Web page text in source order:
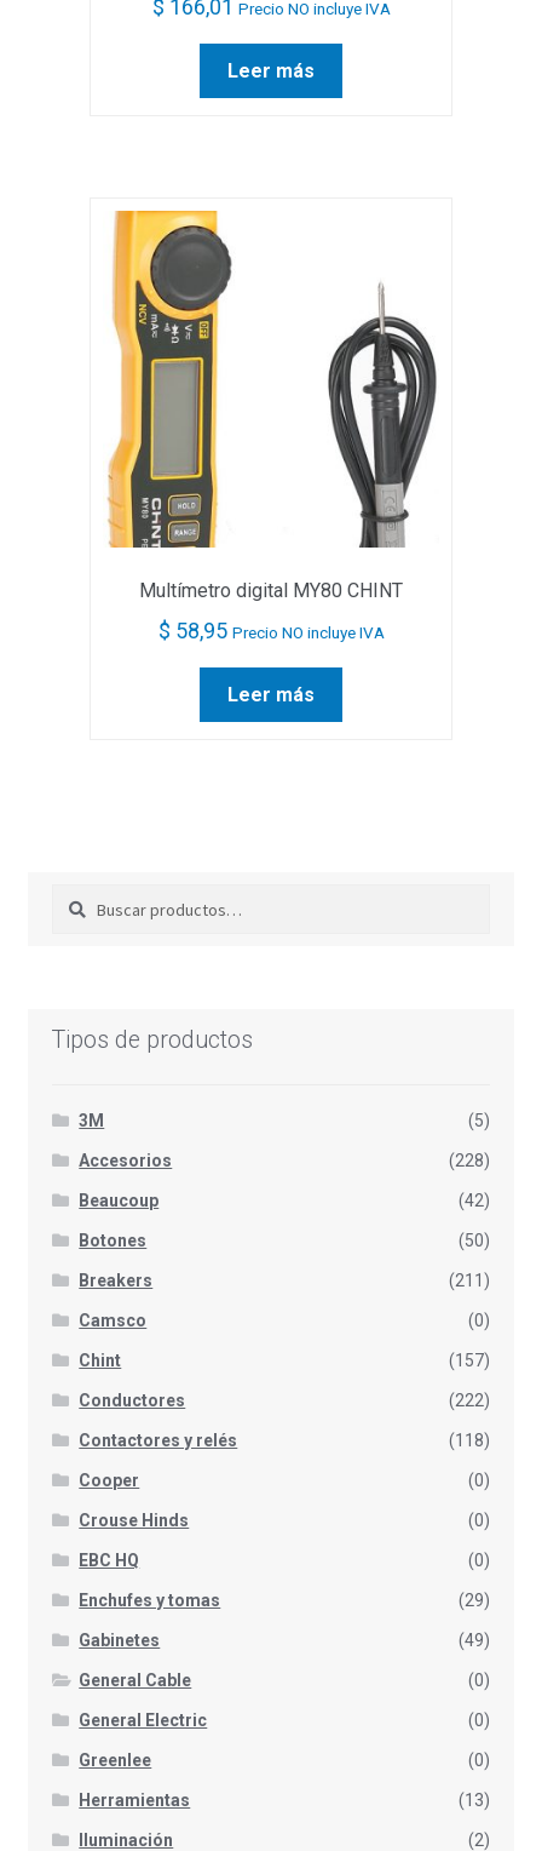
$ 166,01 Precio NO incluye IVA
Leer más
Multímetro digital MY80 CHINT
$ 58,95 Precio NO incluye IVA
Leer más
Buscar
Tipos de productos
3M (5)
Accesorios (228)
Beaucoup (42)
Botones (50)
Breakers (211)
Camsco (0)
Chint (157)
Conductores (222)
Contactores y relés (118)
Cooper (0)
Crouse Hinds (0)
EBC HQ (0)
Enchufes y tomas (29)
Gabinetes (49)
General Cable (0)
General Electric (0)
Greenlee (0)
Herramientas (13)
Iluminación (2)